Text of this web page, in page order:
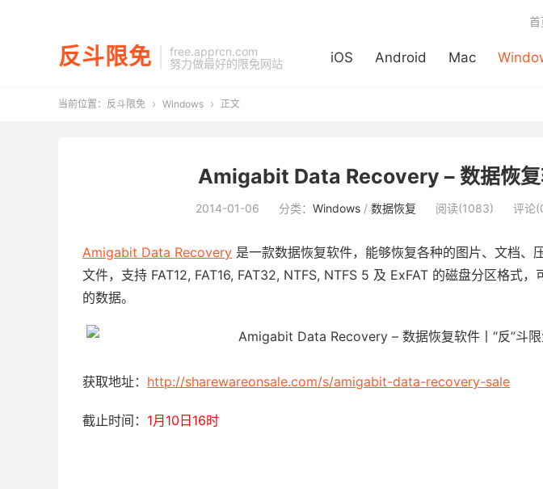
反斗限免
free.apprcn.com
努力做最好的限免网站
iOS Android Mac
首
当前位置： 反斗限免  Windows  正文
Amigabit Data Recovery – 数据恢
2014-01-06 分类： Windows / 数据恢复 阅读(1083) 评论
Amigabit Data Recovery 是一款数据恢复软件，能够恢复各种的图片、文档、
文件，支持 FAT12, FAT16, FAT32, NTFS, NTFS 5 及 ExFAT 的磁盘分区格式
的数据。
获取地址： http://sharewareonsale.com/s/amigabit-data-recovery-sale
截止时间： 1月10日16时